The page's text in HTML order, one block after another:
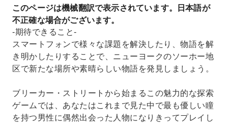
このページは機械翻訳で表示されています。日本語が
不正確な場合がございます。
-期待できること-
スマートフォンで様々な課題を解決したり、物語を解
き明かしたりすることで、ニューヨークのソーホー地
区で新たな場所や素晴らしい物語を発見しましょう。
ブリーカー・ストリートから始まるこの魅力的な探索
ゲームでは、あなたはこれまで見た中で最も優しい瞳
を持つ男性に偶然出会った人物になりきってプレイし